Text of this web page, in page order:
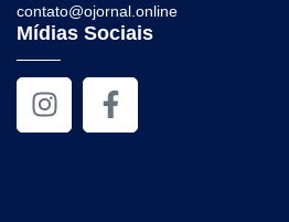
contato@ojornal.online
Mídias Sociais